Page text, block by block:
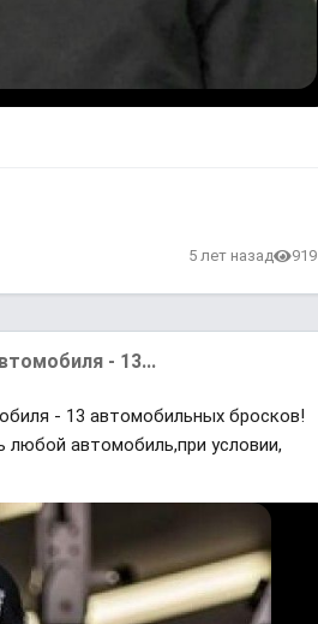
5 лет назад 919
- 13...
- 13 автомобильных бросков!
любой автомобиль,при условии,